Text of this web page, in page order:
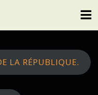
LA RÉPUBLIQUE.